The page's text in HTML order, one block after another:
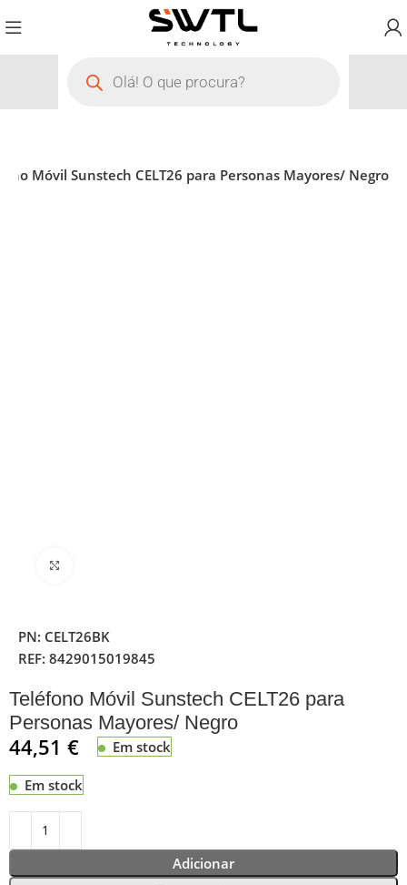
Móvil Sunstech CELT26 para Personas Mayores/ Negro
PN: CELT26BK
REF:8429015019845
Teléfono Móvil Sunstech CELT26 para
Personas Mayores/ Negro
44,51€ Em stock
Em stock
Adicionar